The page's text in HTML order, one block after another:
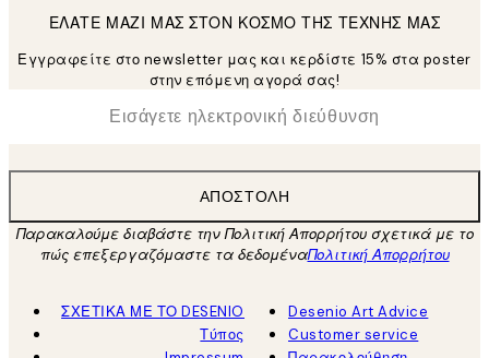
ΕΛΑΤΕ ΜΑΖΙ ΜΑΣ ΣΤΟΝ ΚΟΣΜΟ ΤΗΣ ΤΕΧΝΗΣ ΜΑΣ
Εγγραφείτε στο newsletter μας και κερδίστε 15% στα poster
στην επόμενη αγορά σας!
Ηλεκτρονική Διεύθυνση
ΑΠΟΣΤΟΛΉ
Παρακαλούμε διαβάστε την Πολιτική Απορρήτου σχετικά με το
πώς επεξεργαζόμαστε τα δεδομέναΠολιτική Απορρήτου
ΣΧΕΤΙΚΑ ΜΕ ΤΟ DESENIO
Τύπος
Desenio Art Advice
Customer service